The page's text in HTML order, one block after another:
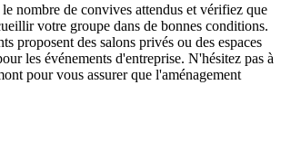
nombre de convives attendus et vérifiez que
votre groupe dans de bonnes conditions.
proposent des salons privés ou des espaces
les événements d'entreprise. N'hésitez pas à
pour vous assurer que l'aménagement